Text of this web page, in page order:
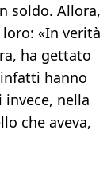
soldo. Allora,
«In verità
ha gettato
hanno
nella
che aveva,